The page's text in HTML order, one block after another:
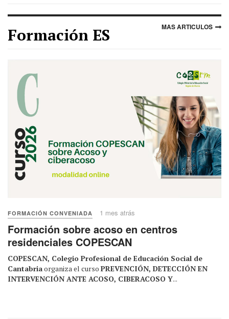
Formación ES MAS ARTICULOS
FORMACIÓN CONVENIADA 1 mes atrás
Formación sobre acoso en centros
residenciales COPESCAN
COPESCAN, Colegio Profesional de Educación Social de
Cantabriaorganiza el curso PREVENCIÓN, DETECCIÓN EN
INTERVENCIÓN ANTE ACOSO, CIBERACOSO Y...